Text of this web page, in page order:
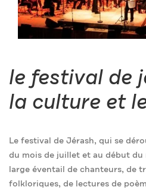
le festival de
la culture et
Le festival de Jérash, qui se
du mois de juillet et au début du
large éventail de chanteurs, de
folkloriques, de lectures de